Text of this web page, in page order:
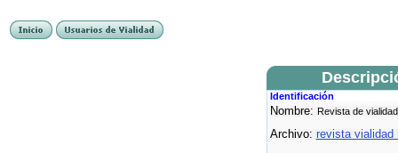
Identificación
Nombre: Revista de
Archivo: revista vialidad